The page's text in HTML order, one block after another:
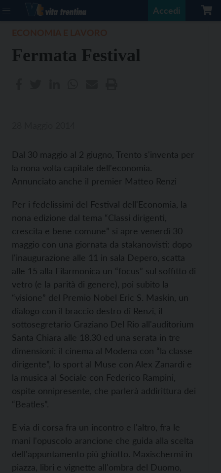
Accedi
Fermata Festival
Dal 30 maggio al 2 giugno, Trento s'inventa per
la nona volta capitale dell'economia.
Annunciato anche il premier Matteo Renzi
Per i fedelissimi del Festival dell'Economia, la
nona edizione dal tema “Classi dirigenti,
crescita e bene comune” si apre venerdì 30
maggio con una giornata da stakanovisti: dopo
l'inaugurazione alle 11 in sala Depero, scatta
alle 15 alla Filarmonica un “focus” sul soffitto di
vetro (e la parità di genere), poi subito la
“visione” del Premio Nobel Eric S. Maskin, un
dialogo con il braccio destro di Renzi, il
sottosegretario Graziano Del Rio all'auditorium
Santa Chiara alle 18.30 ed una serata in tre
dimensioni: il cinema al Modena con “la classe
dirigente”, lo sport al Muse con Alex Zanardi e
la musica al Sociale con Federico Rampini,
ospite onnipresente, che parlerà addirittura dei
“Beatles”.
E via di corsa fra un incontro e l'altro, fra le
mani l'opuscolo arancione che guida alla scelta
dell'appuntamento più ghiotto. Maxischermi in
piazza, libri e vignette all'ombra del Duomo,